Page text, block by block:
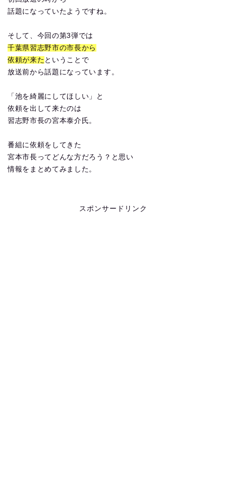
話題になっていたようですね。
そして、今回の第3弾では
千葉県習志野市の市長から
依頼が来た ということで
放送前から話題になっています。
「池を綺麗にしてほしい」と
依頼を出して来たのは
習志野市長の宮本泰介氏。
番組に依頼をしてきた
宮本市長ってどんな方だろう？と思い
情報をまとめてみました。
スポンサードリンク